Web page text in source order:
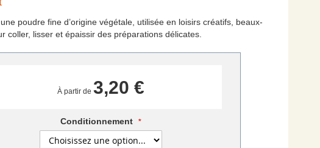
poudre fine d’origine végétale, utilisée en loisirs créatifs, beaux-
coller, lisser et épaissir des préparations délicates.
À partir de 3,20 €
Conditionnement